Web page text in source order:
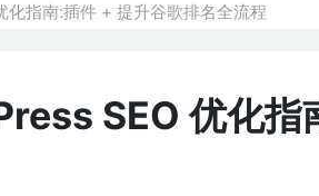
指南:插件 + 提升谷歌排名全流程
SEO 优化指